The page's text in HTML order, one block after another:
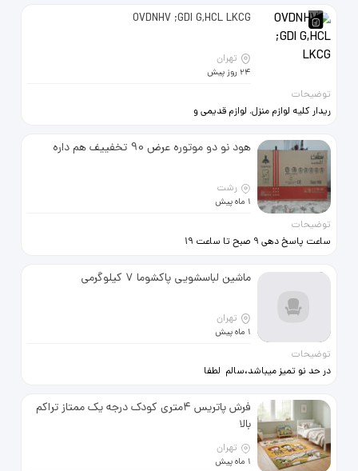
OVDNHV ;GDI G,HCL LKCG
تهران
24 روز پیش
توضیحات
ریدار کلیه لوازم منزل. لوازم قدیمی و
رادیوهای قدیمی ، گرامافون ، صفحه
گرام ، لوستر ، مسجمه ، یخچال فریزر
گازی پنجره09025078774
هود نو دو موتوره عرض 90 تخفییف هم داره
رشت
1 ماه پیش
توضیحات
ساعت پاسخ دهی 9 صبح تا ساعت 19
زاده کوچه سعید
ماشین لباسشویی پاکشوما 7 کیلوگرمی
تهران
1 ماه پیش
توضیحات
در حد نو تمیز میباشد،سالم لطفا
فرش پاتریس 4متری کودک درجه یک ممتاز تراکم
بالا
تهران
1 ماه پیش